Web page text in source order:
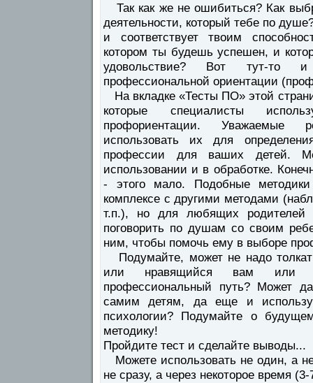
Так как же не ошибиться? Как
деятельности, который тебе по
и соответствует твоим
котором ты будешь успешен, и
удовольствие? Вот тут-то
профессиональной ориентации
На вкладке «Тесты ПО» этой
которые специалисты
профориентации. Уважаемые
использовать их для
профессии для ваших детей.
использовании и в обработке.
- этого мало. Подобные
комплексе с другими методами
т.п.), но для любящих родителей
поговорить по душам со своим
ним, чтобы помочь ему в выборе
Подумайте, может не надо
или нравящийся вам или
профессиональный путь? Может
самим детям, да еще и
психологии? Подумайте о
методику!
Пройдите тест и сделайте выводы...
Можете использовать не один, а
не сразу, а через некоторое время